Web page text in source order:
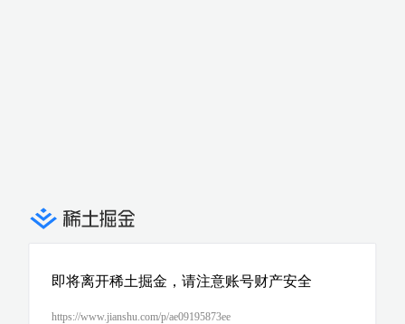
即将离开稀土掘金，请注意账号财产安全
https://www.jianshu.com/p/ae09195873ee